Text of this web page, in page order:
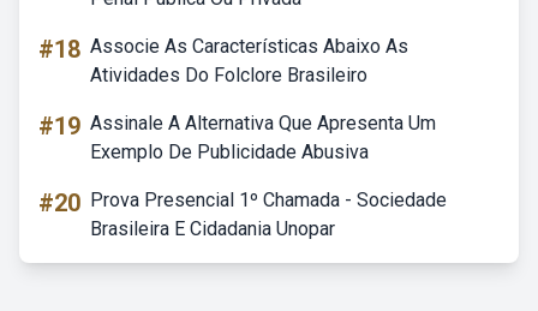
#18 Associe As Características Abaixo As
Atividades Do Folclore Brasileiro
#19 Assinale A Alternativa Que Apresenta Um
Exemplo De Publicidade Abusiva
#20 Prova Presencial 1º Chamada - Sociedade
Brasileira E Cidadania Unopar